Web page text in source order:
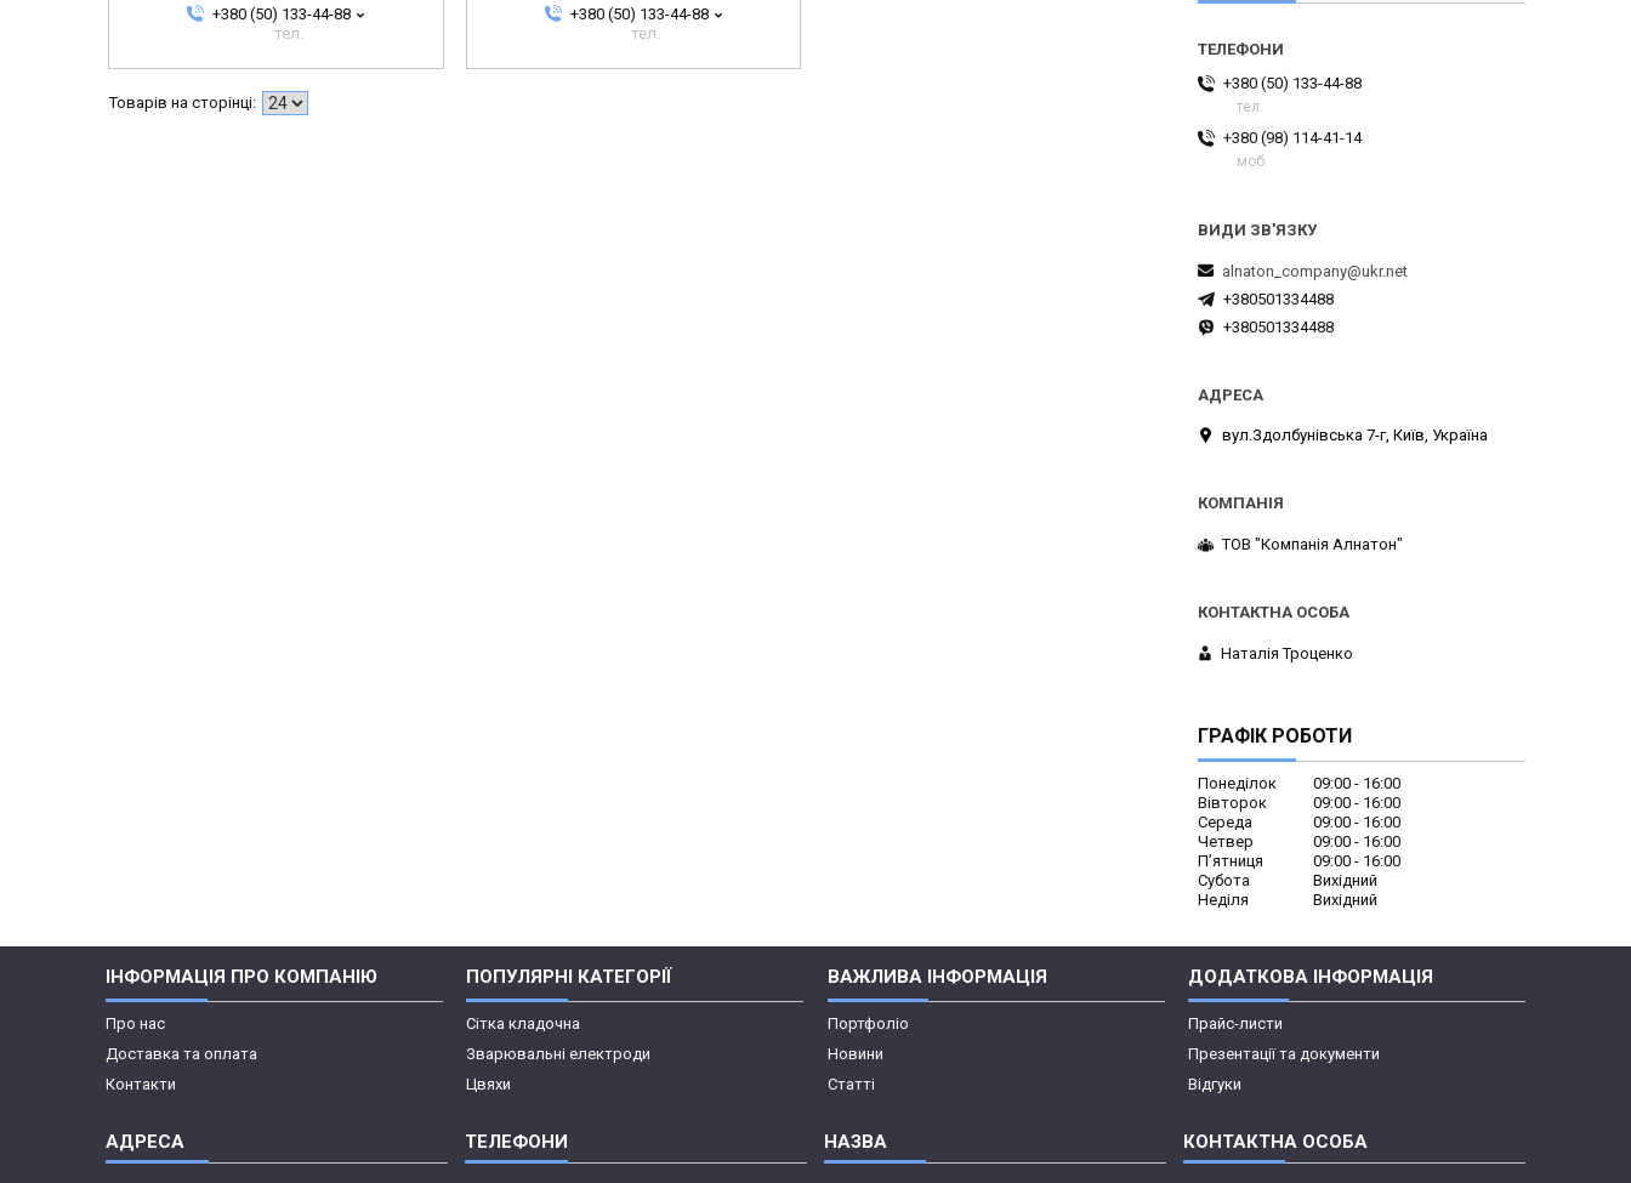
+380 (50) 133-44-88
тел.
+380 (50) 133-44-88
тел.
+380 (50) 133-44-88
тел.
+380 (98) 114-41-14
моб.
alnaton_company@ukr.net
+380501334488
+380501334488
вул.Здолбунівська 7-г, Київ, Україна
ТОВ "Компанія Алнатон"
Наталія Троценко
ГРАФІК РОБОТИ
Понеділок 09:00
16:00
Вівторок
09:00
16:00
Середа
09:00
16:00
Четвер
09:00
16:00
Пʼятниця
09:00
16:00
Субота
Вихідний
Неділя
Вихідний
ІНФОРМАЦІЯ ПРО КОМПАНІЮ
Про нас
Доставка та оплата
Контакти
ПОПУЛЯРНІ КАТЕГОРІЇ
Сітка кладочна
Зварювальні електроди
Цвяхи
ВАЖЛИВА ІНФОРМАЦІЯ
Портфоліо
Новини
Статті
ДОДАТКОВА ІНФОРМАЦІЯ
Прайс-листи
Презентації та документи
Відгуки